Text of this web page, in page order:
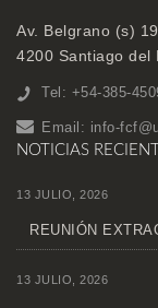
Av. Belgrano (s)
4200 Santiago del
Tel: +54-385-
Email: info-
NOTICIAS
13 JULIO, 2026
REUNIÓN
13 JULIO, 2026